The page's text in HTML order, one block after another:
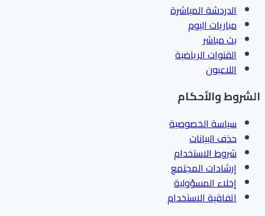
الدردشة المباشرة
مباريات اليوم
بث مباشر
القنوات الرياضية
اللاعبون
الشروط والأحكام
سياسة الخصوصية
حذف البيانات
شروط الاستخدام
إرشادات المجتمع
إخلاء المسؤولية
اتفاقية الاستخدام